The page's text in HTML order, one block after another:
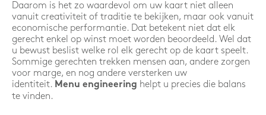
Daarom is het zo waardevol om uw kaart niet alleen
vanuit creativiteit of traditie te bekijken, maar ook vanuit
economische performantie. Dat betekent niet dat elk
gerecht enkel op winst moet worden beoordeeld. Wel dat
u bewust beslist welke rol elk gerecht op de kaart speelt.
Sommige gerechten trekken mensen aan, andere zorgen
voor marge, en nog andere versterken uw
identiteit. Menu engineering helpt u precies die balans
te vinden.